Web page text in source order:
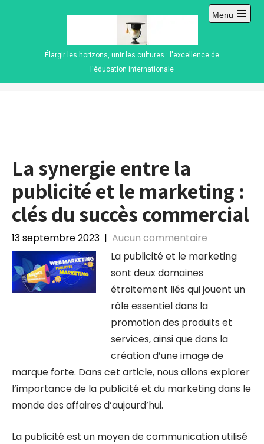
Élargir les horizons, unir les cultures : l'excellence de
l'éducation internationale
Menu
Open
La synergie entre la
publicité et le marketing :
clés du succès commercial
13 septembre 2023 | Aucun commentaire
La publicité et le marketing
sont deux domaines
étroitement liés qui jouent un
rôle essentiel dans la
promotion des produits et
services, ainsi que dans la
création d’une image de
marque forte. Dans cet article, nous allons explorer
l’importance de la publicité et du marketing dans le
monde des affaires d’aujourd’hui.
La publicité est un moyen de communication utilisé